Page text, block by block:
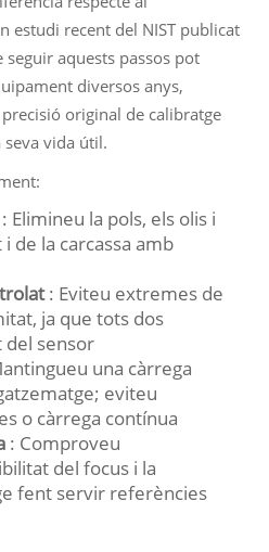
estudi recent del NIST publicat
aquests passos pot
diversos anys,
original de calibratge
vida útil.
: Elimineu la pols, els olis i
de la carcassa amb
: Eviteu extremes de
ja que tots dos
sensor
una càrrega
eviteu
o càrrega contínua
: Comproveu
del focus i la
fent servir referències